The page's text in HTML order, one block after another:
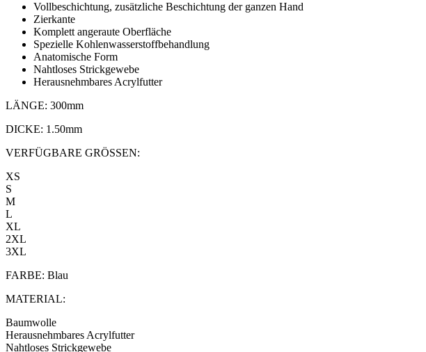
Vollbeschichtung, zusätzliche Beschichtung der ganzen Hand
Zierkante
Komplett angeraute Oberfläche
Spezielle Kohlenwasserstoffbehandlung
Anatomische Form
Nahtloses Strickgewebe
Herausnehmbares Acrylfutter
LÄNGE: 300mm
DICKE: 1.50mm
VERFÜGBARE GRÖSSEN:
XS
S
M
L
XL
2XL
3XL
FARBE: Blau
MATERIAL:
Baumwolle
Herausnehmbares Acrylfutter
Nahtloses Strickgewebe